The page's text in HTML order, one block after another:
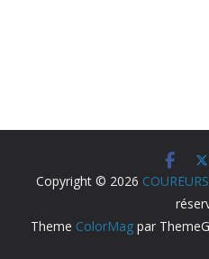
Copyright © 2026
Theme ColorMag par